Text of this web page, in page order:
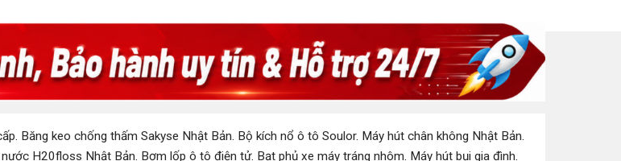
12.980.000 ₫.là:
10.990.000 ₫.
. Băng keo chống thấm Sakyse Nhật Bản. Bộ kích nổ ô tô Soulor. Máy hút chân không Nhật Bản.
H20floss Nhật Bản. Bơm lốp ô tô điện tử. Bạt phủ xe máy tráng nhôm. Máy hút bụi gia đình.